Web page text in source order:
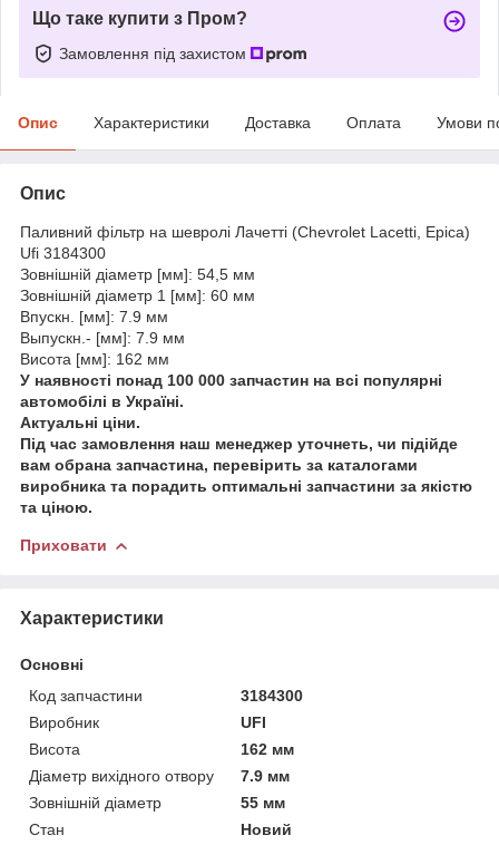
Що таке купити з Пром?
Замовлення під захистом
Опис Характеристики Доставка Оплата Умови
Опис
Паливний фільтр на шевролі Лачетті (Chevrolet Lacetti, Epica)
Ufi 3184300
Зовнішній діаметр [мм]: 54,5 мм
Зовнішній діаметр 1 [мм]: 60 мм
Впускн. [мм]: 7.9 мм
Выпускн.- [мм]: 7.9 мм
Висота [мм]: 162 мм
У наявності понад 100 000 запчастин на всі популярні
автомобілі в Україні.
Актуальні ціни.
Під час замовлення наш менеджер уточнеть, чи підійде
вам обрана запчастина, перевірить за каталогами
виробника та порадить оптимальні запчастини за якістю
та ціною.
Приховати
Характеристики
Основні
Код запчастини
3184300
Виробник
UFI
Висота
162 мм
Діаметр вихідного отвору
7.9 мм
Зовнішній діаметр
55 мм
Стан
Новий